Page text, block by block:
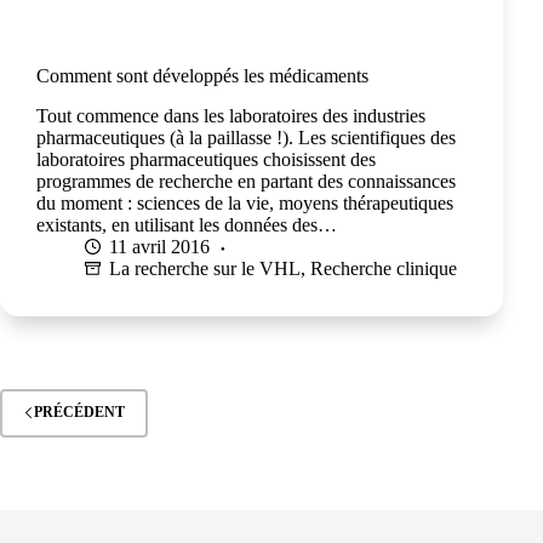
Comment sont développés les médicaments
Tout commence dans les laboratoires des industries
pharmaceutiques (à la paillasse !). Les scientifiques des
laboratoires pharmaceutiques choisissent des
programmes de recherche en partant des connaissances
du moment : sciences de la vie, moyens thérapeutiques
existants, en utilisant les données des…
11 avril 2016
La recherche sur le VHL, Recherche clinique
PRÉCÉDENT